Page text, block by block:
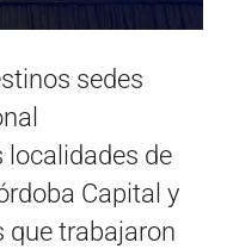
sedes
localidades de
Capital y
que trabajaron